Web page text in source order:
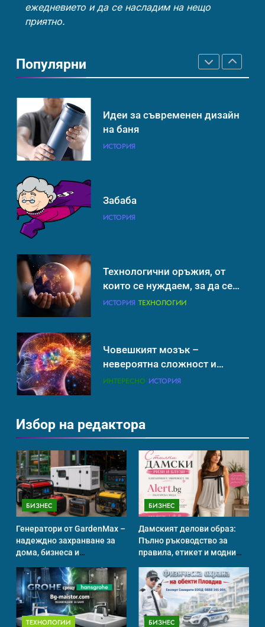
Технологични оръжия, от
които се нуждаем, за да се
борим с глобалното
ИСТОРИЯ
Човешкият мозък –
ежедневието и да се насладим на нещо
приятно.
Популярни
свързани със смъртта
Идеи за съвременен дизайн
на баня
ИСТОРИЯ
Забаба
ИСТОРИЯ
Технологични оръжия, от
които се нуждаем, за да се
борим с глобалното
ИСТОРИЯ ТЕХНОЛОГИИ
Човешкият мозък –
невероятна сложност и
възможност
ИНТЕРЕСНО ИСТОРИЯ
Ритуали от други култури,
ИСТОРИЯ
Идеи за съвременен дизайн
ИСТОРИЯ
Забаба
ИСТОРИЯ
Избор на редактора
БИЗНЕС
Генератори от GardenMax –
надеждно захранване за
дома, бизнеса и
БИЗНЕС
Дамският делови образ:
Пълно ръководство за
правила, етикет и модни
ТЕХНОЛОГИИ БИЗНЕС